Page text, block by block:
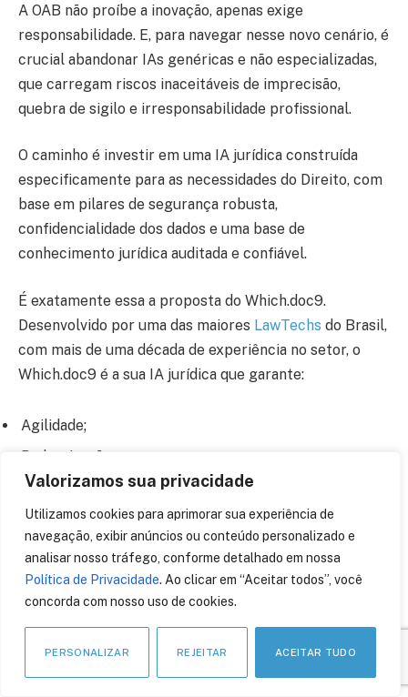
Valorizamos sua privacidade
Utilizamos cookies para aprimorar sua experiência de
navegação, exibir anúncios ou conteúdo personalizado e
analisar nosso tráfego, conforme detalhado em nossa
Política de Privacidade. Ao clicar em “Aceitar todos”, você
concorda com nosso uso de cookies.
PERSONALIZAR REJEITAR ACEITAR TUDO
A OAB não proíbe a inovação, apenas exige
responsabilidade. E, para navegar nesse novo cenário, é
crucial abandonar IAs genéricas e não especializadas,
que carregam riscos inaceitáveis de imprecisão,
quebra de sigilo e irresponsabilidade profissional.
O caminho é investir em uma IA jurídica construída
especificamente para as necessidades do Direito, com
base em pilares de segurança robusta,
confidencialidade dos dados e uma base de
conhecimento jurídica auditada e confiável.
É exatamente essa a proposta do Which.doc9.
Desenvolvido por uma das maiores LawTechs do Brasil,
com mais de uma década de experiência no setor, o
Which.doc9 é a sua IA jurídica que garante:
Agilidade;
Padronização;
Inteligência;
Ética;
Segurança.
Conheça o Which.doc9 e aproveite o poder da IA
jurídica para otimizar suas pesquisas, automatizar
documentos e elevar a qualidade do seu trabalho,
mantendo sempre a sua palavra final e a sua